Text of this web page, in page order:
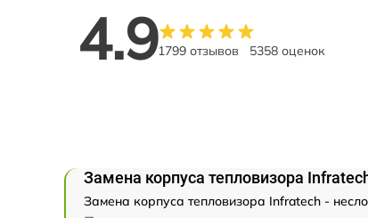
4.91799 отзывов 5358 оценок
Замена корпуса тепловизора
Замена корпуса тепловизора Infratech -